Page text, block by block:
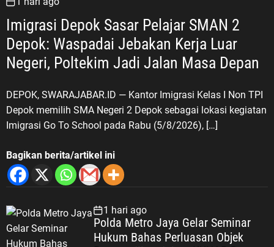
Imigrasi Depok Sasar Pelajar SMAN 2
Depok: Waspadai Jebakan Kerja Luar
DEPOK, SWARAJABAR.ID — Kantor Imigrasi Kelas I Non TPI
Depok memilih SMA Negeri 2 Depok sebagai lokasi kegiatan
Imigrasi Go To School pada Rabu (5/8/2026), […]
Bagikan berita/artikel ini
1 hari ago
Polda Metro Jaya Gelar Seminar
Hukum Bahas Perluasan Objek